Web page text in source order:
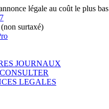
légale au coût le plus bas
surtaxé)
JOURNAUX
CONSULTER
LEGALES